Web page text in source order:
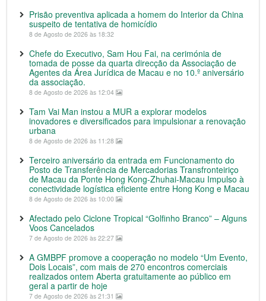
Prisão preventiva aplicada a homem do Interior da China
suspeito de tentativa de homicídio
8 de Agosto de 2026 às 18:32
Chefe do Executivo, Sam Hou Fai, na cerimónia de
tomada de posse da quarta direcção da Associação de
Agentes da Área Jurídica de Macau e no 10.º aniversário
da associação.
8 de Agosto de 2026 às 12:04
Tam Vai Man instou a MUR a explorar modelos
inovadores e diversificados para impulsionar a renovação
urbana
8 de Agosto de 2026 às 11:28
Terceiro aniversário da entrada em Funcionamento do
Posto de Transferência de Mercadorias Transfronteiriço
de Macau da Ponte Hong Kong-Zhuhai-Macau Impulso à
conectividade logística eficiente entre Hong Kong e Macau
8 de Agosto de 2026 às 10:00
Afectado pelo Ciclone Tropical “Golfinho Branco” – Alguns
Voos Cancelados
7 de Agosto de 2026 às 22:27
A GMBPF promove a cooperação no modelo “Um Evento,
Dois Locais”, com mais de 270 encontros comerciais
realizados ontem Aberta gratuitamente ao público em
geral a partir de hoje
7 de Agosto de 2026 às 21:31